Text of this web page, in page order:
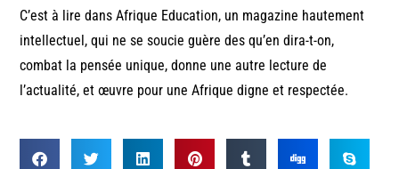
C’est à lire dans Afrique Education, un magazine hautement
intellectuel, qui ne se soucie guère des qu’en dira-t-on,
combat la pensée unique, donne une autre lecture de
l’actualité, et œuvre pour une Afrique digne et respectée.